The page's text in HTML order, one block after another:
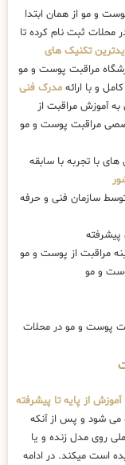
و مو از همان ابتدا
محلات ثبت نام کرده تا
تکنیک های
مراقبت پوست و مو
و با ارائه مدرک فنی
آموزش مراقبت از
مراقبت پوست و مو
با تجربه با سابقه
سازمان فنی و حرفه
مراقبت از پوست و مو
و مو
پوست و مو در محلات
آموزش از پایه تا پیشرفته
می شود و پس از آنکه
روی مدل زنده و یا
است میکند. در ادامه